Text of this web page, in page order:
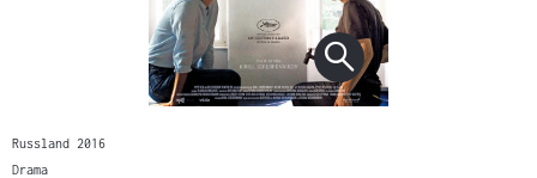
Russland 2016
Drama